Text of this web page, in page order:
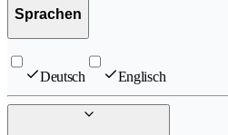
Sprachen
Deutsch Englisch